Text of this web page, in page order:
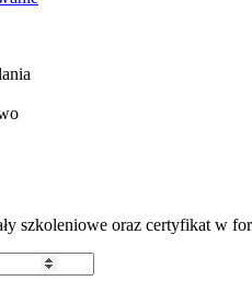
szkoleniowe oraz certyfikat w